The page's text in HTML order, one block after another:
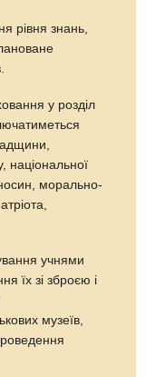
рівня знань,
у розділ
національної
морально-
учнями
їх зі зброєю і
музеїв,